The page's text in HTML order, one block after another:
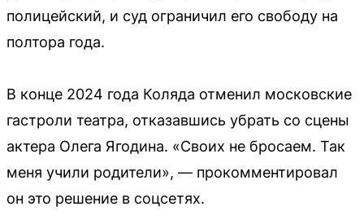
полицейский, и суд ограничил его свободу на
полтора года.
В конце 2024 года Коляда отменил московские
гастроли театра, отказавшись убрать со сцены
актера Олега Ягодина. «Своих не бросаем. Так
меня учили родители», — прокомментировал
он это решение в соцсетях.